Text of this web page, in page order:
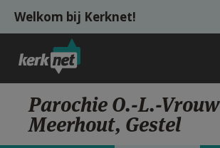
Overslaan en naar de inhoud gaan
Welkom bij Kerknet!
STARTPAGINA
KERK
Parochie O.-L.-Vrouw
Meerhout, Gestel